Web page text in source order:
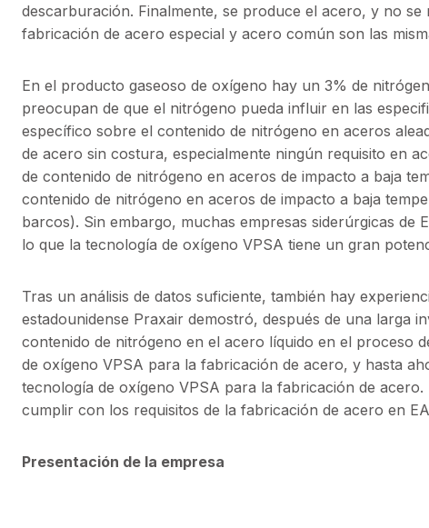
descarburación. Finalmente, se produce el acero, y no
fabricación de acero especial y acero común son las
En el producto gaseoso de oxígeno hay un 3% de
preocupan de que el nitrógeno pueda influir en las
específico sobre el contenido de nitrógeno en aceros
de acero sin costura, especialmente ningún requisito en
de contenido de nitrógeno en aceros de impacto a baja
contenido de nitrógeno en aceros de impacto a baja
barcos). Sin embargo, muchas empresas siderúrgicas
lo que la tecnología de oxígeno VPSA tiene un gran
Tras un análisis de datos suficiente, también hay
estadounidense Praxair demostró, después de una larga
contenido de nitrógeno en el acero líquido en el proceso
de oxígeno VPSA para la fabricación de acero, y hasta
tecnología de oxígeno VPSA para la fabricación de
cumplir con los requisitos de la fabricación de acero en
Presentación de la empresa